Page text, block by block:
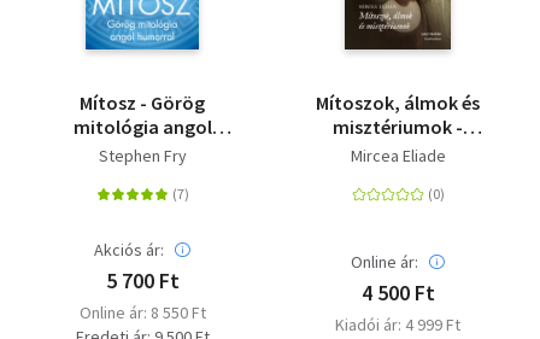
Társadalomtudomány
Természettudomány
Történelem
Mítosz - Görög
mitológia angol
humorral
Stephen Fry
Akciós ár:
5 700 Ft
Online ár: 8 550 Ft
Mítoszok, álmok és
misztériumok -
(Különleges kiadás)
Mircea Eliade
Online ár:
4 500 Ft
Kiadói ár: 4 999 Ft